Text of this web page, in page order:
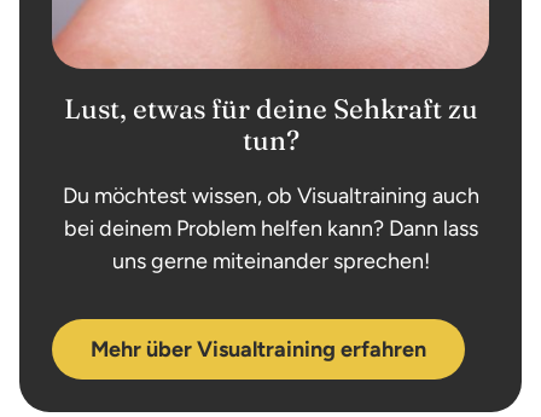
Lust, etwas für deine Sehkraft zu
tun?
Du möchtest wissen, ob Visualtraining auch
bei deinem Problem helfen kann? Dann lass
uns gerne miteinander sprechen!
Mehr über Visualtraining erfahren